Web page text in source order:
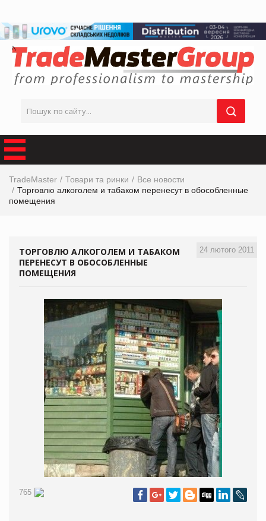
TradeMaster Товари та ринки
Все новости
Торговлю алкоголем и табаком перенесут в обособленные
помещения
24 лютого 2011
ТОРГОВЛЮ АЛКОГОЛЕМ И ТАБАКОМ
ПЕРЕНЕСУТ В ОБОСОБЛЕННЫЕ
ПОМЕЩЕНИЯ
765